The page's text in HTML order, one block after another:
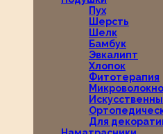
Пух
Шерсть
Шелк
Бамбук
Эвкалипт
Хлопок
Фитотерапия
Микроволокно
Для